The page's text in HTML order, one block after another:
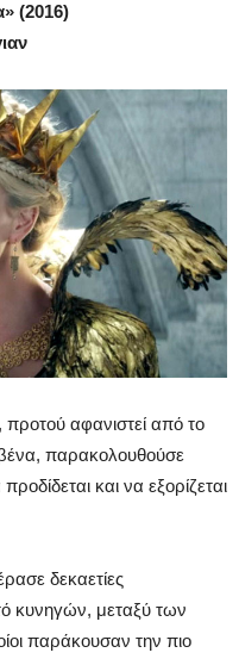
(2016)
αφανιστεί από το
παρακολουθούσε
και να εξορίζεται
δεκαετίες
κυνηγών, μεταξύ των
παράκουσαν την πιο